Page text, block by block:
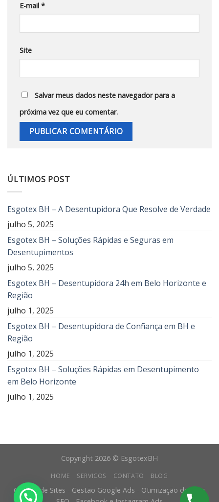
E-mail *
Site
Salvar meus dados neste navegador para a
próxima vez que eu comentar.
ÚLTIMOS POST
Esgotex BH – A Desentupidora Que Resolve de Verdade
julho 5, 2025
Esgotex BH – Soluções Rápidas e Seguras em
Desentupimentos
julho 5, 2025
Esgotex BH – Desentupidora 24h em Belo Horizonte e
Região
julho 1, 2025
Esgotex BH – Desentupidora de Confiança em BH e
Região
julho 1, 2025
Esgotex BH – Soluções Rápidas em Desentupimento
em Belo Horizonte
julho 1, 2025
Copyright 2026 © EsgotexBH
HOME SERVICOS CONTATO BLOG
Criação de Sites - Gestão Google Ads - Otimização de Sites